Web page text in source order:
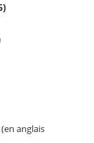
anglais